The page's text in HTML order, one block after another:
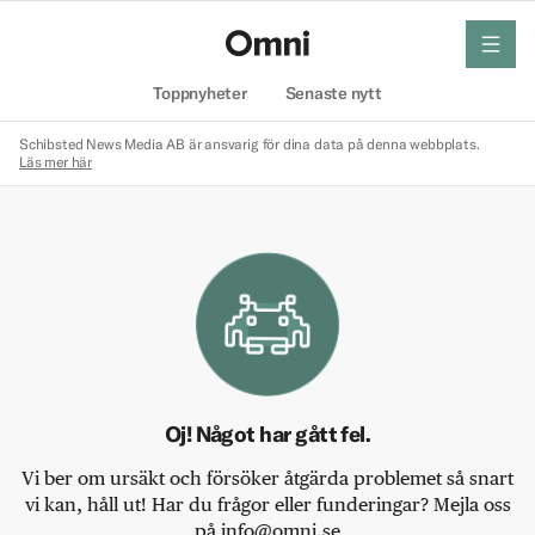
Toppnyheter Senaste nytt
meny
Schibsted News Media AB är ansvarig för dina data på denna webbplats.
Läs mer här
Oj! Något har gått fel.
Vi ber om ursäkt och försöker åtgärda problemet så snart
vi kan, håll ut! Har du frågor eller funderingar? Mejla oss